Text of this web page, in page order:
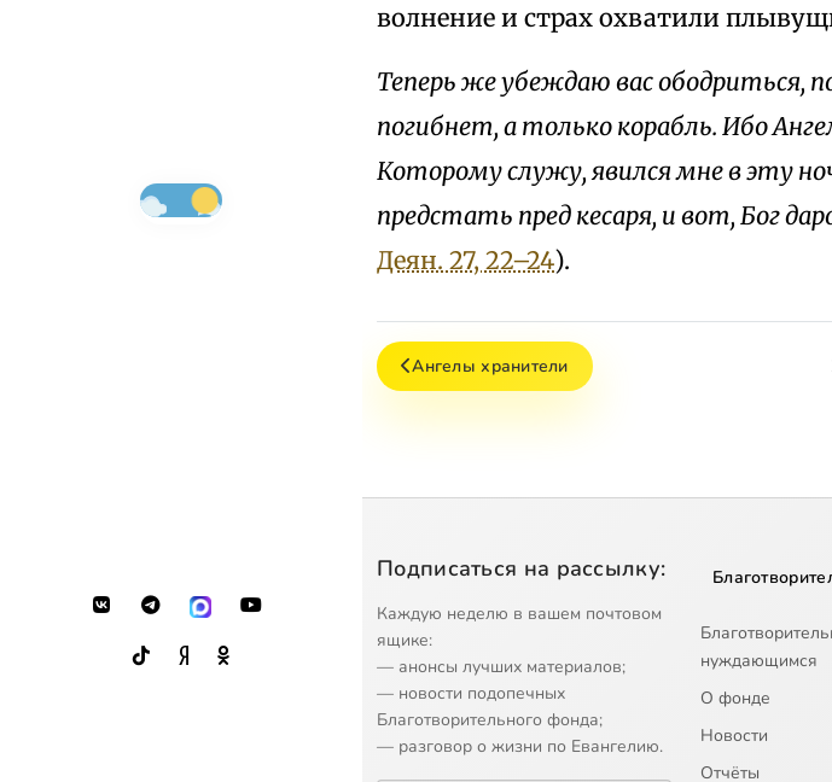
волнение и страх охватили
Теперь же убеждаю вас ободриться,
погибнет, а только корабль. Ибо
Которому служу, явился мне в эту
предстать пред кесаря, и вот, Бог
Деян. 27, 22–24).
Ангелы хранители
Подписаться на рассылку:
Каждую неделю в вашем почтовом
ящике:
— анонсы лучших материалов;
— новости подопечных
Благотворительного фонда;
— разговор о жизни по Евангелию.
нуждающимся
О фонде
Новости
Отчёты